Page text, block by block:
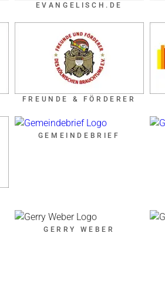
EVANGELISCH.DE
FREUNDE & FÖRDERER
GEMEINDEBRIEF
GERRY WEBER